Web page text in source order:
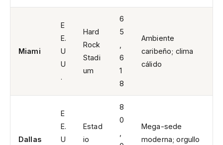
Miami
E
E.
U
U
.
Hard
Rock
Stadi
um
6
5
6
1
8
Ambiente
caribeño; clima
cálido
Dallas
E
E.
U
Estad
io
8
0
Mega-sede
moderna; orgullo